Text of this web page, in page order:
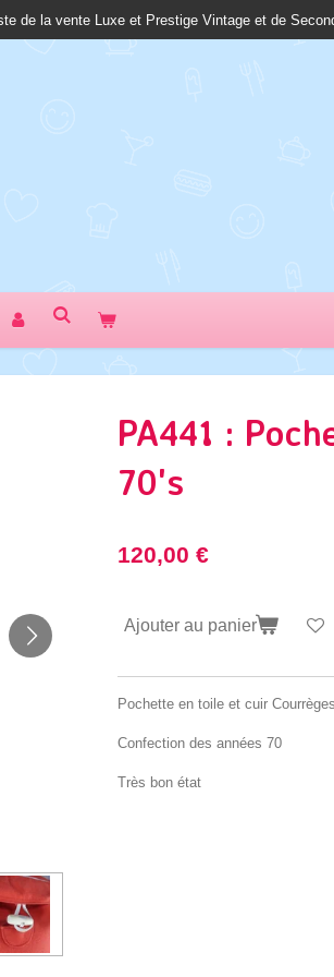
de la vente Luxe et Prestige Vintage et de
PA441 :
70's
120,00 €
Ajouter au panier
Pochette en toile et cuir
Confection des années 70
Très bon état